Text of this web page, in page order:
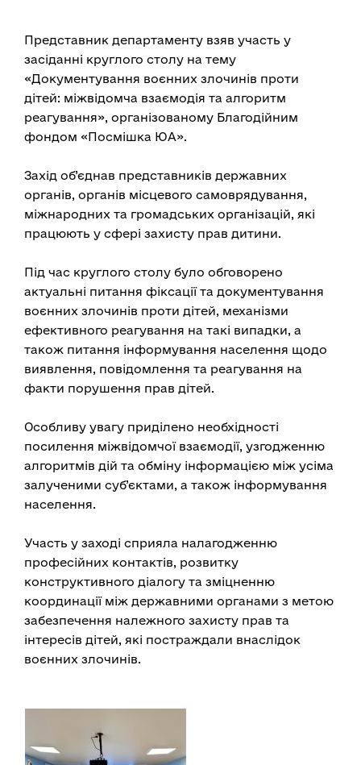
Представник департаменту взяв участь у
засіданні круглого столу на тему
«Документування воєнних злочинів проти
дітей: міжвідомча взаємодія та алгоритм
реагування», організованому Благодійним
фондом «Посмішка ЮА».
Захід об’єднав представників державних
органів, органів місцевого самоврядування,
міжнародних та громадських організацій, які
працюють у сфері захисту прав дитини.
Під час круглого столу було обговорено
актуальні питання фіксації та документування
воєнних злочинів проти дітей, механізми
ефективного реагування на такі випадки, а
також питання інформування населення щодо
виявлення, повідомлення та реагування на
факти порушення прав дітей.
Особливу увагу приділено необхідності
посилення міжвідомчої взаємодії, узгодженню
алгоритмів дій та обміну інформацією між усіма
залученими суб’єктами, а також інформування
населення.
Участь у заході сприяла налагодженню
професійних контактів, розвитку
конструктивного діалогу та зміцненню
координації між державними органами з метою
забезпечення належного захисту прав та
інтересів дітей, які постраждали внаслідок
воєнних злочинів.